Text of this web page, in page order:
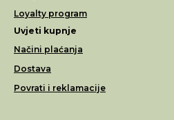
Loyalty program
Uvjeti kupnje
Načini plaćanja
Dostava
Povrati i reklamacije